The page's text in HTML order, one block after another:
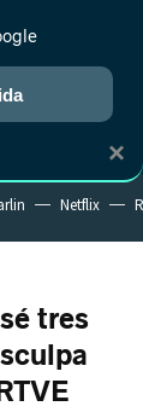
CINE
Netflix
tres
×